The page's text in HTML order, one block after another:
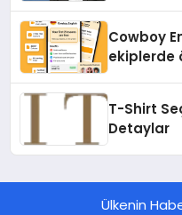
Cowboy
ekiplerde
T-Shirt
Detaylar
Ülkenin